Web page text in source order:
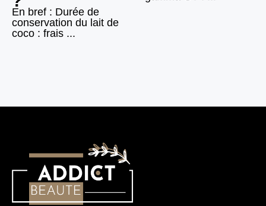
En bref : Durée de
conservation du lait de
coco : frais ...